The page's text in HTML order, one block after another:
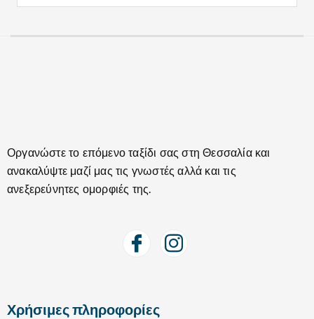
Οργανώστε το επόμενο ταξίδι σας στη Θεσσαλία και
ανακαλύψτε μαζί μας τις γνωστές αλλά και τις
ανεξερεύνητες ομορφιές της.
Χρήσιμες πληροφορίες